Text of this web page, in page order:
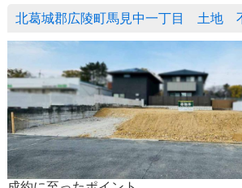
北葛城郡広陵町馬見中一丁目 土地